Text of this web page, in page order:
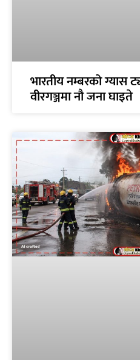
भारतीय नम्बरको ग्यास
वीरगञ्जमा नौ जना घाइते